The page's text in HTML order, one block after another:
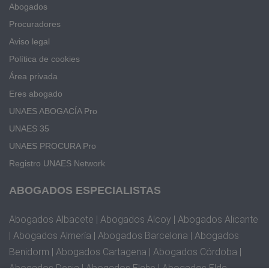
Abogados
Procuradores
Aviso legal
Política de cookies
Área privada
Eres abogado
UNAES ABOGACÍA Pro
UNAES 35
UNAES PROCURA Pro
Registro UNAES Network
ABOGADOS ESPECIALISTAS
Abogados Albacete | Abogados Alcoy | Abogados Alicante
| Abogados Almería | Abogados Barcelona | Abogados
Benidorm | Abogados Cartagena | Abogados Córdoba |